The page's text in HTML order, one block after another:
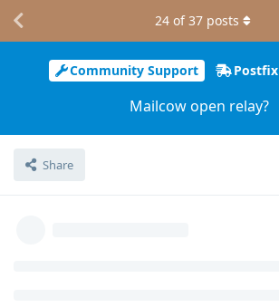
Community Support Postfix
Mailcow open relay?
Share
24 of37 posts